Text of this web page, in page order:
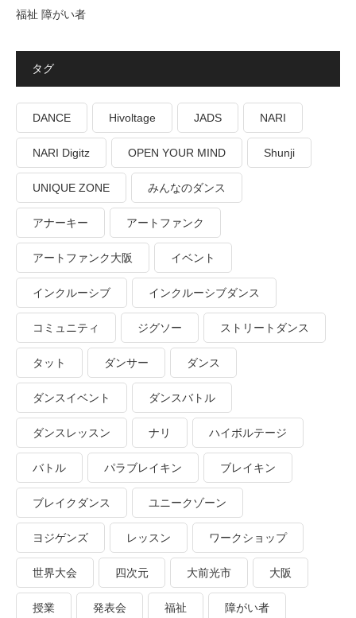
福祉 障がい者
タグ
DANCE Hivoltage JADS NARI
NARI Digitz OPEN YOUR MIND Shunji
UNIQUE ZONE みんなのダンス
アナーキー アートファンク
アートファンク大阪 イベント
インクルーシブ インクルーシブダンス
コミュニティ ジグソー ストリートダンス
タット ダンサー ダンス
ダンスイベント ダンスバトル
ダンスレッスン ナリ ハイボルテージ
バトル パラブレイキン ブレイキン
ブレイクダンス ユニークゾーン
ヨジゲンズ レッスン ワークショップ
世界大会 四次元 大前光市 大阪
授業 発表会 福祉 障がい者